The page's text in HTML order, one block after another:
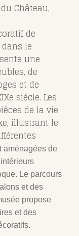
Château,
de
le
une
de
et de
siècle. Les
de la vie
illustrant le
aménagées de
Le parcours
et des
propose
et des